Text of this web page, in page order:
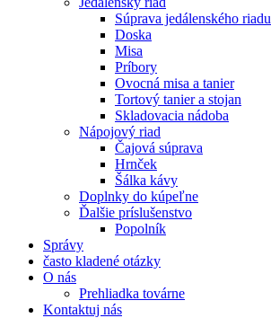
Súprava jedálenského riadu
Doska
Misa
Príbory
Ovocná misa a tanier
Tortový tanier a stojan
Skladovacia nádoba
Nápojový riad
Čajová súprava
Hrnček
Šálka ​​kávy
Doplnky do kúpeľne
Ďalšie príslušenstvo
Popolník
Správy
často kladené otázky
O nás
Prehliadka továrne
Kontaktuj nás